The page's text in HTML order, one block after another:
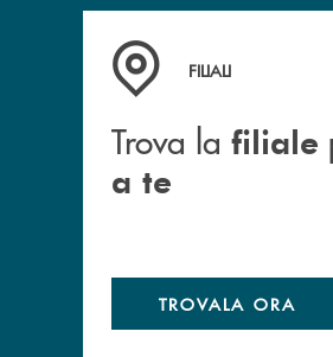
Trova la filiale più vicina
FILIALI
Trova la filiale
a te
TROVALA ORA